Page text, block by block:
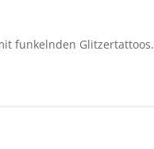
funkelnden Glitzertattoos.